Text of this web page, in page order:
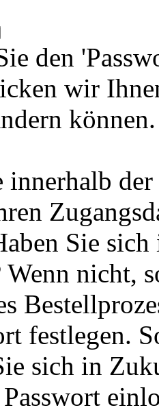
den
wir
können.
innerhalb
Sie
Wenn nicht,
festlegen.
sich in